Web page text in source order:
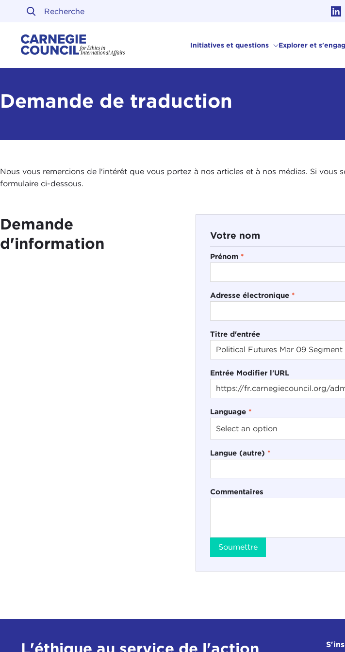
Skip to content
Initiatives et questions Explorer et
Demande de traduction
Nous vous remercions de l'intérêt que vous portez à nos articles et à nos médias. Si
formulaire ci-dessous.
Demande
d'information
Votre nom
Prénom *
Adresse électronique *
Titre d'entrée
Entrée Modifier l'URL
Language *
Langue (autre) *
Commentaires
Soumettre